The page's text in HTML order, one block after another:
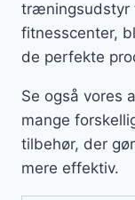
træningsudstyr
fitnesscenter,
de perfekte
Se også vores
mange
tilbehør, der
mere effektiv.